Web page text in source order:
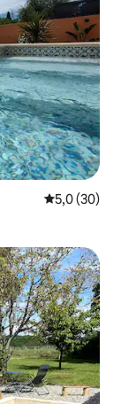
Calificación
5,0 (30)